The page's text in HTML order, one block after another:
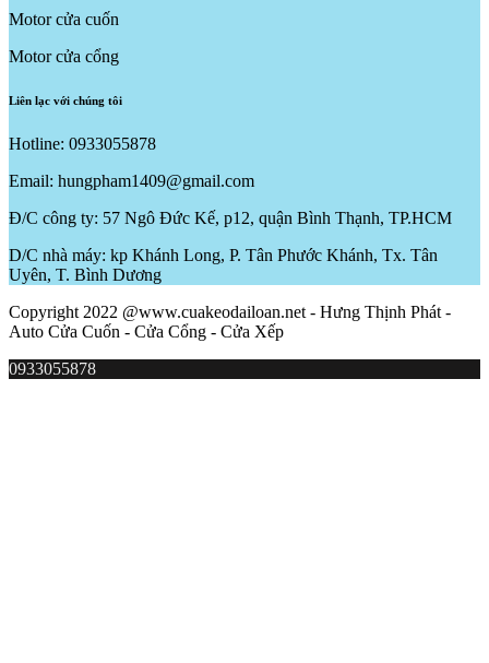
Motor cửa cuốn
Motor cửa cổng
Liên lạc với chúng tôi
Hotline: 0933055878
Email: hungpham1409@gmail.com
Đ/C công ty: 57 Ngô Đức Kế, p12, quận Bình Thạnh, TP.HCM
D/C nhà máy: kp Khánh Long, P. Tân Phước Khánh, Tx. Tân
Uyên, T. Bình Dương
Copyright 2022 @www.cuakeodailoan.net - Hưng Thịnh Phát -
Auto Cửa Cuốn - Cửa Cổng - Cửa Xếp
0933055878